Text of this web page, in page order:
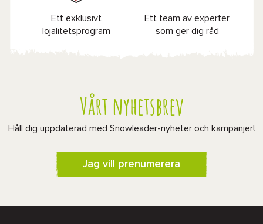
Ett exklusivt
lojalitetsprogram
Ett team av experter
som ger dig råd
Vårt nyhetsbrev
Håll dig uppdaterad med Snowleader-nyheter och kampanjer!
Jag vill prenumerera